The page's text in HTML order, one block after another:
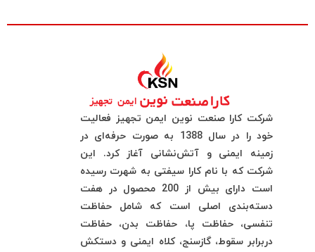
شرکت کارا صنعت نوین ایمن تجهیز فعالیت
خود را در سال 1388 به صورت حرفه‌ای در
زمینه ایمنی و آتش‌نشانی آغاز کرد. این
شرکت که با نام کارا سیفتی به شهرت رسیده
است دارای بیش از 200 محصول در هفت
دسته‌بندی اصلی است که شامل حفاظت
تنفسی، حفاظت پا، حفاظت بدن، حفاظت
دربرابر سقوط، گازسنج، کلاه ایمنی و دستکش